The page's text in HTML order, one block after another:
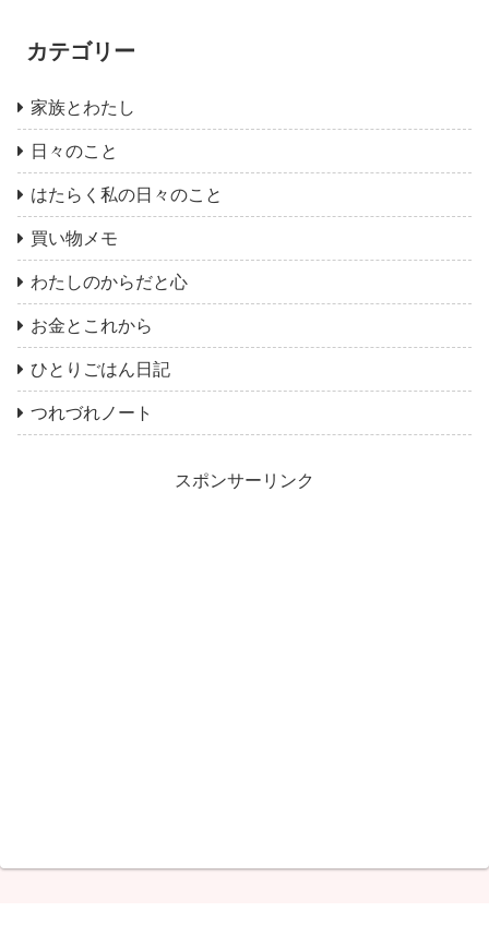
カテゴリー
家族とわたし
日々のこと
はたらく私の日々のこと
買い物メモ
わたしのからだと心
お金とこれから
ひとりごはん日記
つれづれノート
スポンサーリンク